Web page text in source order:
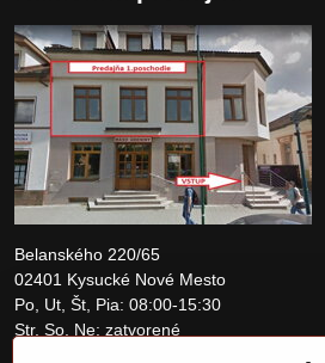
Belanského 220/65
02401 Kysucké Nové Mesto
Po, Ut, Št, Pia: 08:00-15:30
Str, So, Ne: zatvorené